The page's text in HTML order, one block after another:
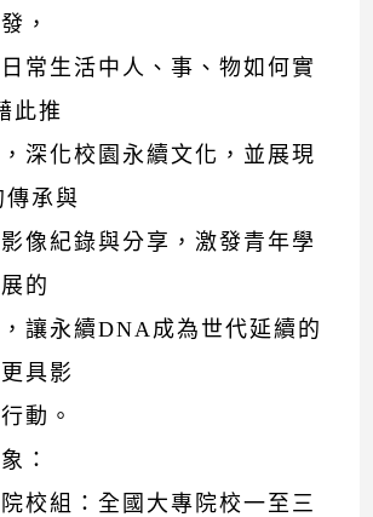
，
常生活中人、事、物如何實
此推
深化校園永續文化，並展現
承與
像紀錄與分享，激發青年學
的
讓永續DNA成為世代延續的
具影
動。
：
院校組：全國大專院校一至三